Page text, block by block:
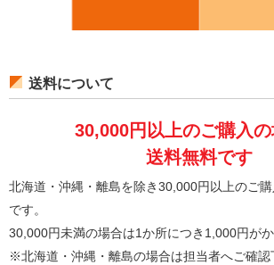
送料について
30,000円以上のご購入の
送料無料です
北海道・沖縄・離島を除き30,000円以上のご
です。
30,000円未満の場合は1か所につき1,000円がか
※北海道・沖縄・離島の場合は担当者へご確認